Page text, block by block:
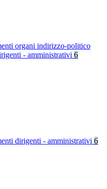
organi indirizzo-politico
- amministrativi 6
dirigenti - amministrativi 6